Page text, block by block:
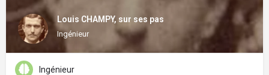
Louis CHAMPY, sur ses pas
Ingénieur
Ingénieur